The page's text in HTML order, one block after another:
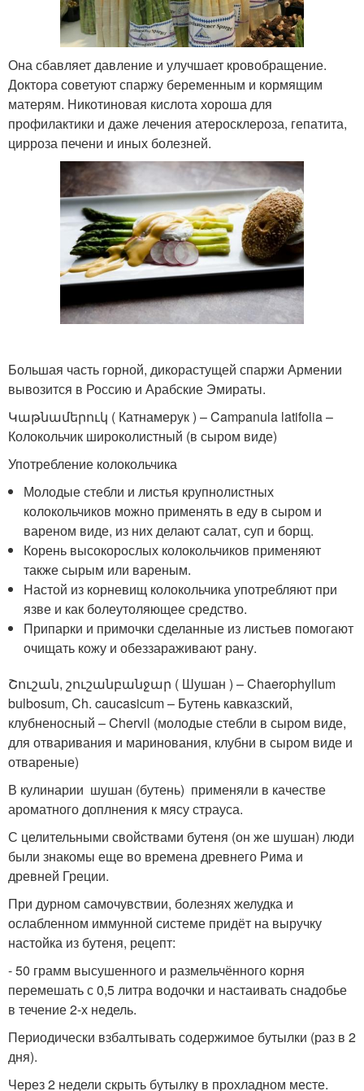
Она сбавляет давление и улучшает кровобращение.
Доктора советуют спаржу беременным и кормящим
матерям. Никотиновая кислота хороша для
профилактики и даже лечения атеросклероза, гепатита,
цирроза печени и иных болезней.
Большая часть горной, дикорастущей спаржи Армении
вывозится в Россию и Арабские Эмираты.
Կաթնամերուկ ( Катнамерук ) – Campanula latifolia –
Колокольчик широколистный (в сыром виде)
Употребление колокольчика
Молодые стебли и листья крупнолистных
колокольчиков можно применять в еду в сыром и
вареном виде, из них делают салат, суп и борщ.
Корень высокорослых колокольчиков применяют
также сырым или вареным.
Настой из корневищ колокольчика употребляют при
язве и как болеутоляющее средство.
Припарки и примочки сделанные из листьев помогают
очищать кожу и обеззараживают рану.
Շուշան, շուշանբանջար ( Шушан ) – Chaerophyllum
bulbosum, Ch. caucasicum – Бутень кавказский,
клубненосный – Chervil (молодые стебли в сыром виде,
для отваривания и маринования, клубни в сыром виде и
отвареные)
В кулинарии шушан (бутень) применяли в качестве
ароматного доплнения к мясу страуса.
С целительными свойствами бутеня (он же шушан) люди
были знакомы еще во времена древнего Рима и
древней Греции.
При дурном самочувствии, болезнях желудка и
ослабленном иммунной системе придёт на выручку
настойка из бутеня, рецепт:
- 50 грамм высушенного и размельчённого корня
перемешать с 0,5 литра водочки и настаивать снадобье
в течение 2-х недель.
Периодически взбалтывать содержимое бутылки (раз в 2
дня).
Через 2 недели скрыть бутылку в прохладном месте.